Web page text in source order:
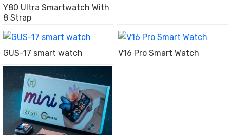
Color
Y80 Ultra Smartwatch With
8 Strap
GUS-17 smart watch V16 Pro Smart Watch